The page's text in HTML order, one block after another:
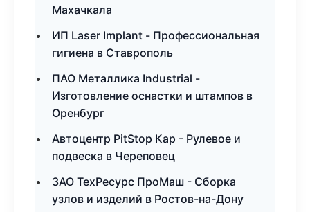
Махачкала
ИП Laser Implant - Профессиональная
гигиена в Ставрополь
ПАО Металлика Industrial -
Изготовление оснастки и штампов в
Оренбург
Автоцентр PitStop Кар - Рулевое и
подвеска в Череповец
ЗАО ТехРесурс ПроМаш - Сборка
узлов и изделий в Ростов-на-Дону